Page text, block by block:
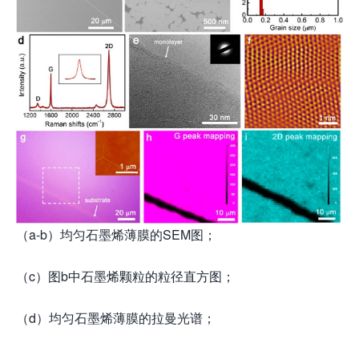
（a-b）均匀石墨烯薄膜的SEM图；
（c）图b中石墨烯颗粒的粒径直方图；
（d）均匀石墨烯薄膜的拉曼光谱；